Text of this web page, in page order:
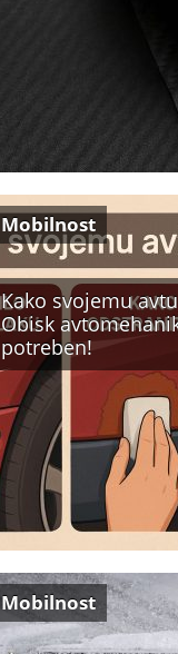
Kako svojemu
Obisk
potreben!
Mobilnost
Mobilnost